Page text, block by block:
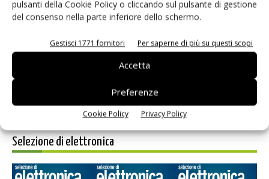
pulsanti della Cookie Policy o cliccando sul pulsante di gestione
del consenso nella parte inferiore dello schermo.
Gestisci 1771 fornitori Per saperne di più su questi scopi
Accetta
Preferenze
Cookie Policy Privacy Policy
Salva il mio nome, email e sito web in questo browser per i
Selezione di elettronica